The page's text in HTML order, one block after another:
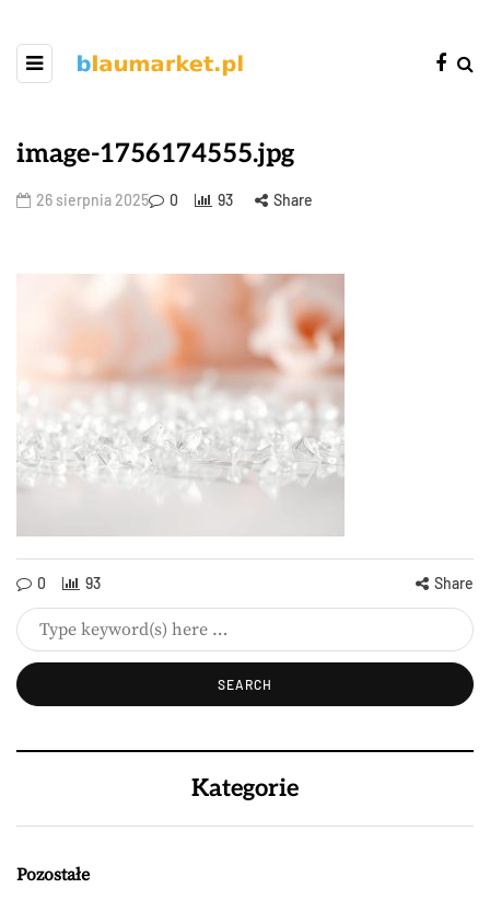
image-1756174555.jpg
26 sierpnia 2025 0 93 Share
0 93 Share
Kategorie
Pozostałe